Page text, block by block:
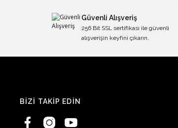
Güvenli Alışveriş
256 Bit SSL sertifikası ile güvenli
alışverişin keyfini çıkarın.
BİZİ TAKİP EDİN